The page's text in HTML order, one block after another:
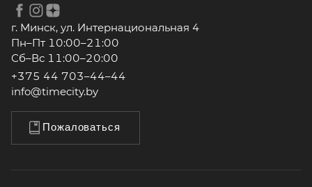
г. Минск, ул. Интернациональная 4
Пн–Пт 10:00–21:00
Сб–Вс 11:00–20:00
+375 44 703–44–44
info@timecity.by
Пожаловаться